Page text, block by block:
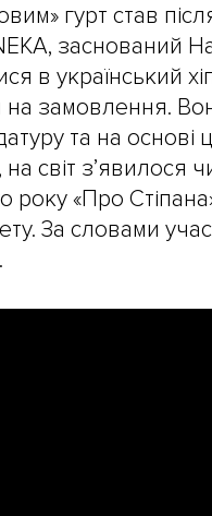
гурт став
заснований
в український
замовлення.
та на основі
світ з’явилося
року «Про
За словами